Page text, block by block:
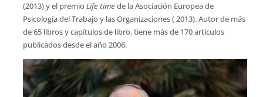
(2013) y el premioLife timede la Asociación Europea de
Psicología del Trabajo y las Organizaciones ( 2013). Autor de más
de 65 libros y capítulos de libro, tiene más de 170 artículos
publicados desde el año 2006.